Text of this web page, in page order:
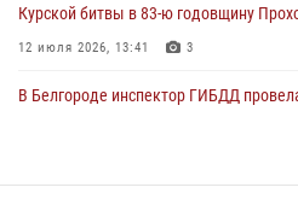
Курской битвы в 83-ю годовщину
12 июля 2026, 13:41 3
В Белгороде инспектор ГИБДД